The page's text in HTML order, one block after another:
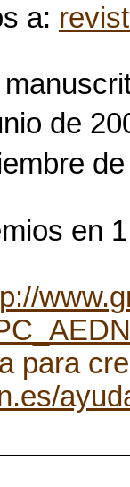
a:
de
en
para